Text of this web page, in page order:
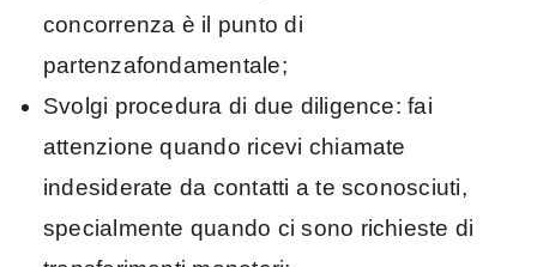
concorrenza è il punto di
partenzafondamentale;
Svolgi procedura di due diligence: fai
attenzione quando ricevi chiamate
indesiderate da contatti a te sconosciuti,
specialmente quando ci sono richieste di